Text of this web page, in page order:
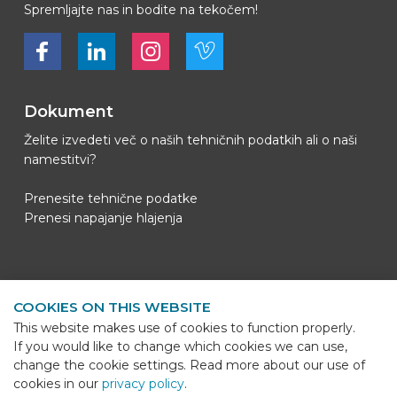
Spremljajte nas in bodite na tekočem!
Bekijk ons op FacebookBekijk ons op LinkedInBekijk ons op LinkedInBekijk ons op Vimeo
Dokument
Želite izvedeti več o naših tehničnih podatkih ali o naši
namestitvi?
Prenesite tehnične podatke
Prenesi napajanje hlajenja
BEKS Systems
Meerheide 58
5521 DZ Eersel
Telefoon+31 (0)85 - 064 58 92
COOKIES ON THIS WEBSITE
This website makes use of cookies to function properly.
If you would like to change which cookies we can use,
change the cookie settings. Read more about our use of
cookies in our privacy policy.